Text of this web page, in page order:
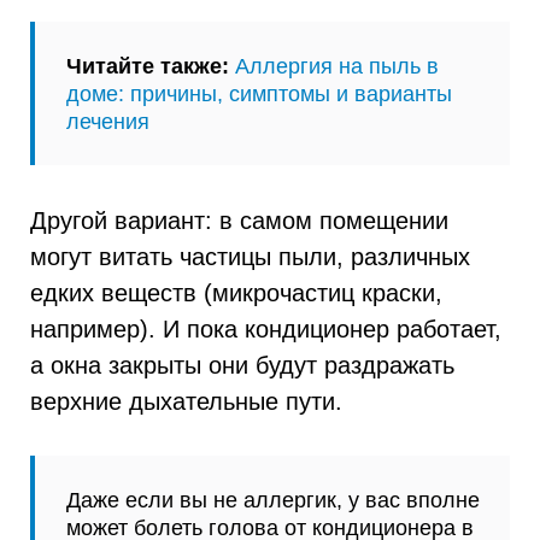
Читайте также: Аллергия на пыль в
доме: причины, симптомы и варианты
лечения
Другой вариант: в самом помещении
могут витать частицы пыли, различных
едких веществ (микрочастиц краски,
например). И пока кондиционер работает,
а окна закрыты они будут раздражать
верхние дыхательные пути.
Даже если вы не аллергик, у вас вполне
может болеть голова от кондиционера в